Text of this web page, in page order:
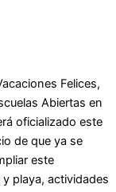
Felices,
Abiertas en
oficializado este
de que ya se
este
playa, actividades